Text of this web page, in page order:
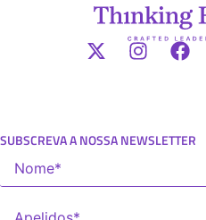
SUBSCREVA A NOSSA NEWSLETTER